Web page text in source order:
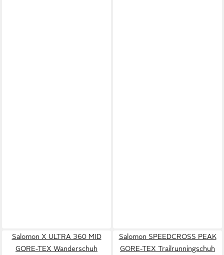
Salomon X ULTRA 360 MID
GORE-TEX Wanderschuh
Salomon SPEEDCROSS PEAK
GORE-TEX Trailrunningschuh